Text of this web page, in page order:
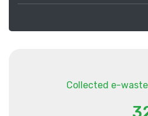
Collected e-
3